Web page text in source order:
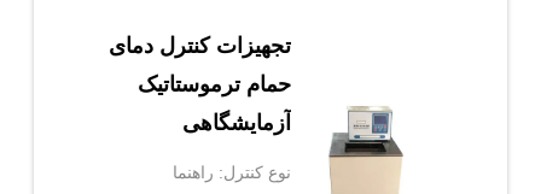
تجهیزات کنترل دمای
حمام ترموستاتیک
آزمایشگاهی
نوع کنترل: راهنما